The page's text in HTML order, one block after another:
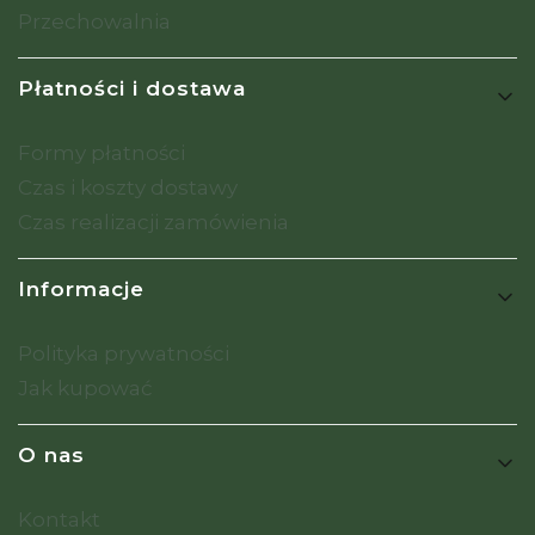
Przechowalnia
Płatności i dostawa
Formy płatności
Czas i koszty dostawy
Czas realizacji zamówienia
Informacje
Polityka prywatności
Jak kupować
O nas
Kontakt